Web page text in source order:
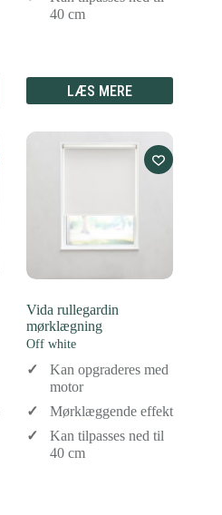
40 cm
LÆS MERE
Vida rullegardin
mørklægning
Off white
Kan opgraderes med
motor
Mørklæggende effekt
Kan tilpasses ned til
40 cm